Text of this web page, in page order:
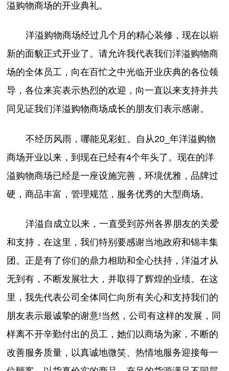
溢购物商场的开业典礼。
洋溢购物商场经过几个月的精心装修，现在以崭
新的面貌正式开业了。请允许我代表我们洋溢购物商
场的全体员工，向在百忙之中光临开业庆典的各位领
导，各位来宾表示热烈的欢迎，向一直以来支持并共
同见证我们洋溢购物商场成长的朋友们表示感谢。
不经历风雨，哪能见彩虹。自从20_年洋溢购物
商场开业以来，到现在已经有4个年头了。现在的洋
溢购物商场已经是一座设施完善，环境优雅，品牌过
硬，商品丰富，管理规范，服务优秀的大型商场。
洋溢自成立以来，一直受到苏州各界朋友的关爱
和支持，在这里，我们特别要感谢当地政府和锦丰集
团。正是有了你们的鼎力相助和全心扶持，洋溢才从
无到有，不断发展壮大，并取得了辉煌的业绩。在这
里，我先代表公司全体同仁向所有关心和支持我们的
朋友表示最诚挚的谢意!当然，公司有这样的发展，同
样离不开辛勤付出的员工，她们以商场为家，不断的
改善服务质量，以真诚地微笑、热情地服务迎接每一